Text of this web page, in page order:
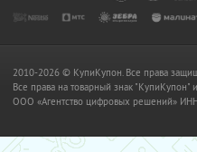
2010-2026 © КупиКупон. Все права
Все права на товарный знак
OOO «Агентство цифровых решений»